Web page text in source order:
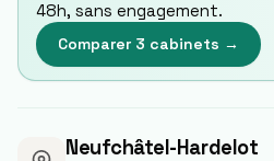
48h, sans engagement.
Comparer 3 cabinets →
Neufchâtel-Hardelot